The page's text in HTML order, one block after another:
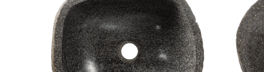
original
era:
R$ 2.001,00.
atual
é:
R$ 1.667,00.